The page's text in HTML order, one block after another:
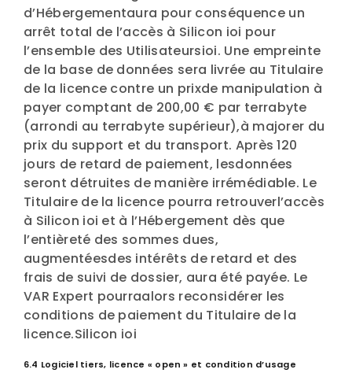
d’Hébergementaura pour conséquence un
arrêt total de l’accès à Silicon ioi pour
l’ensemble des Utilisateursioi. Une empreinte
de la base de données sera livrée au Titulaire
de la licence contre un prixde manipulation à
payer comptant de 200,00 € par terrabyte
(arrondi au terrabyte supérieur),à majorer du
prix du support et du transport. Après 120
jours de retard de paiement, lesdonnées
seront détruites de manière irrémédiable. Le
Titulaire de la licence pourra retrouverl’accès
à Silicon ioi et à l’Hébergement dès que
l’entièreté des sommes dues,
augmentéesdes intérêts de retard et des
frais de suivi de dossier, aura été payée. Le
VAR Expert pourraalors reconsidérer les
conditions de paiement du Titulaire de la
licence.Silicon ioi
6.4 Logiciel tiers, licence « open » et condition d’usage